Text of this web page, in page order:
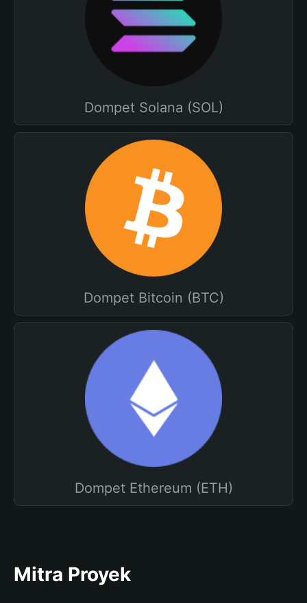
Dompet Solana (SOL)
Dompet Bitcoin (BTC)
Dompet Ethereum (ETH)
Mitra Proyek